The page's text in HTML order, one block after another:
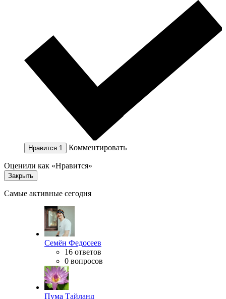
Нравится 1 Комментировать
Оценили как «Нравится»
Закрыть
Самые активные сегодня
Семён Федосеев
16 ответов
0 вопросов
Пума Тайланд